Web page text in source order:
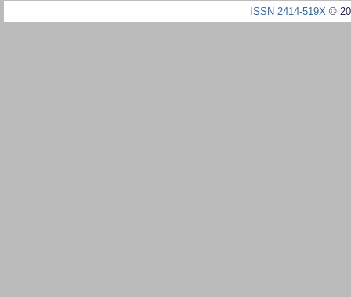
ISSN 2414-519X©